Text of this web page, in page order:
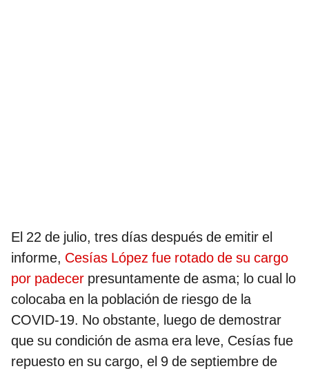
El 22 de julio, tres días después de emitir el
informe, Cesías López fue rotado de su cargo
por padecer presuntamente de asma; lo cual lo
colocaba en la población de riesgo de la
COVID-19. No obstante, luego de demostrar
que su condición de asma era leve, Cesías fue
repuesto en su cargo, el 9 de septiembre de